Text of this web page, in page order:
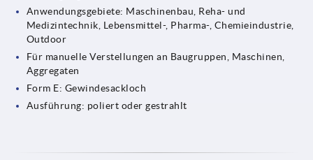
Anwendungsgebiete: Maschinenbau, Reha- und
Medizintechnik, Lebensmittel-, Pharma-, Chemieindustrie,
Outdoor
Für manuelle Verstellungen an Baugruppen, Maschinen,
Aggregaten
Form E: Gewindesackloch
Ausführung: poliert oder gestrahlt